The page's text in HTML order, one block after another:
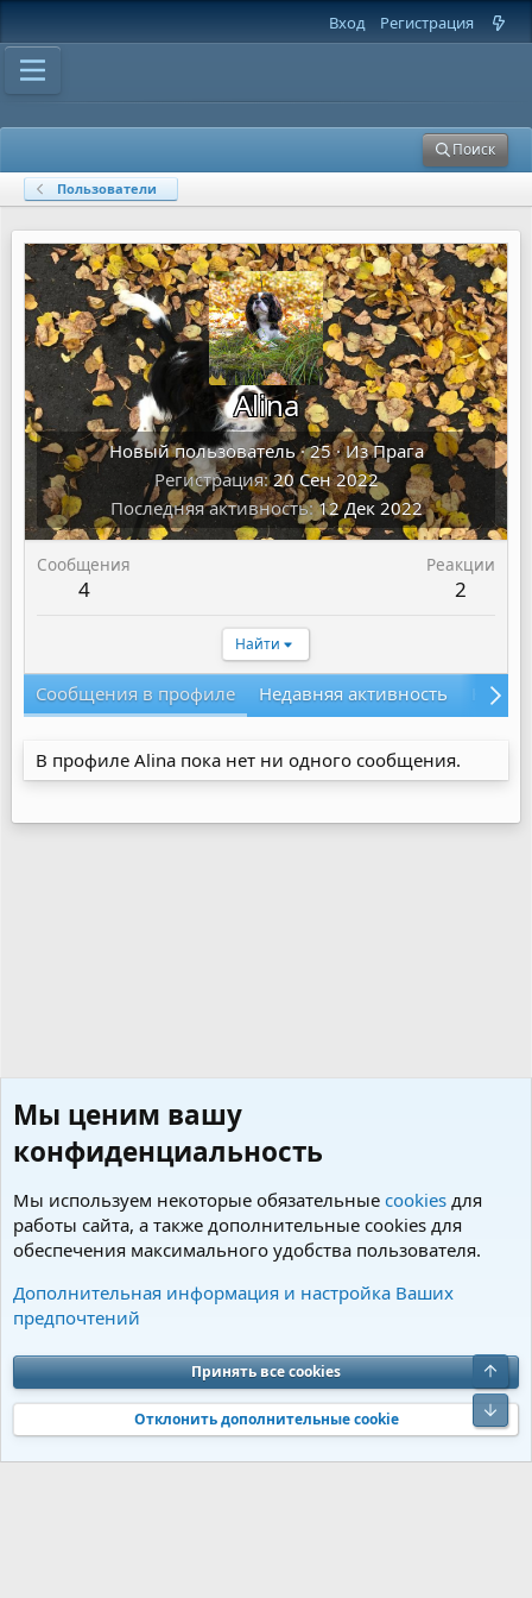
Вход Регистрация
Поиск
Пользователи
Alina
Новый пользователь ·25·ИзПрага
Регистрация 20 Сен 2022
Последняя активность 12 Дек 2022
Сообщения
4
Реакции
2
Найти
Сообщения в профиле Недавняя активность
В профиле Alina пока нет ни одного сообщения.
Пользователи
Cookies Charm by DCom
Обратная связь
Условия и правила
Политика конфиденциальности
Помощь
S
S
Community platform by XenForo® © 2010-2026 XenForo Ltd. Перевод от
Jumuro®|Media embeds via s9e/MediaSites
Мы ценим вашу
конфиденциальность
Мы используем некоторые обязательные cookies для
работы сайта, а также дополнительные cookies для
обеспечения максимального удобства пользователя.
Дополнительная информация и настройка Ваших
предпочтений
Принять все cookies
Отклонить дополнительные cookie
Верх
Низ